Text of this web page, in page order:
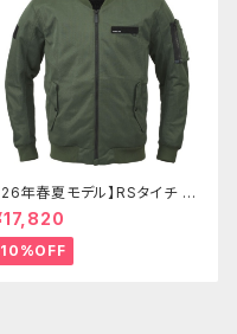
26年春夏モデル】RSタイチ RS
エアーフライトジャケット
10%OFF